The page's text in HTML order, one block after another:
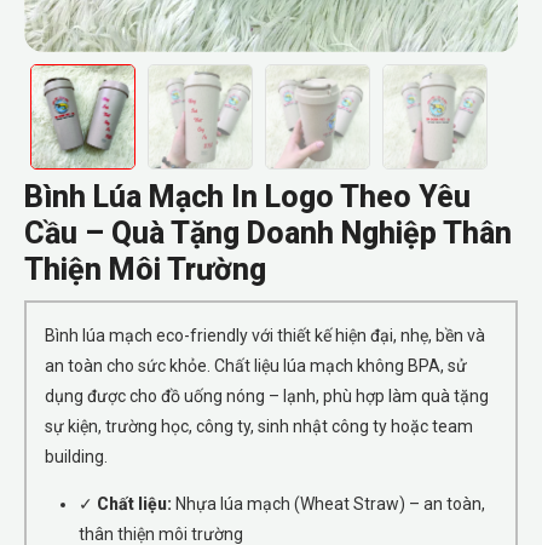
Bình Lúa Mạch In Logo Theo Yêu
Cầu – Quà Tặng Doanh Nghiệp Thân
Thiện Môi Trường
Bình lúa mạch eco-friendly với thiết kế hiện đại, nhẹ, bền và
an toàn cho sức khỏe. Chất liệu lúa mạch không BPA, sử
dụng được cho đồ uống nóng – lạnh, phù hợp làm quà tặng
sự kiện, trường học, công ty, sinh nhật công ty hoặc team
building.
✓ Chất liệu: Nhựa lúa mạch (Wheat Straw) – an toàn,
thân thiện môi trường